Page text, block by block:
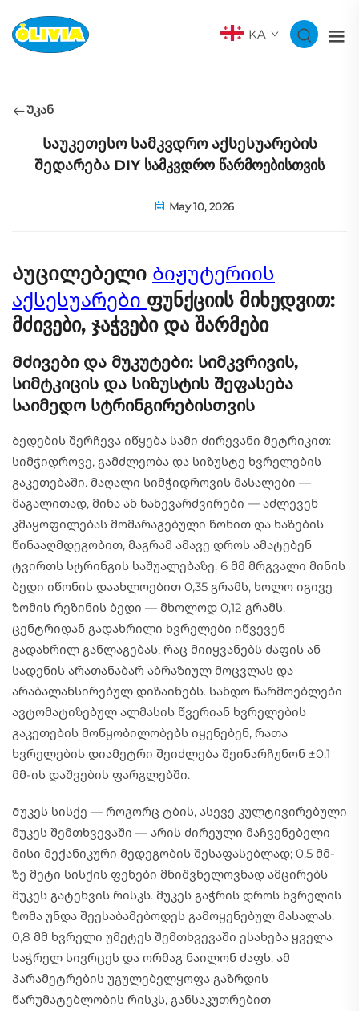
KA
Უკან
Საუკეთესო სამკვდრო აქსესუარების
შედარება DIY სამკვდრო წარმოებისთვის
May 10, 2026
Აუცილებელი Ბიჟუტერიის
აქსესუარები ფუნქციის მიხედვით:
მძივები, ჯაჭვები და შარმები
Მძივები და მუკუტები: სიმკვრივის,
სიმტკიცის და სიზუსტის შეფასება
საიმედო სტრინგირებისთვის
Ბედების შერჩევა იწყება სამი ძირევანი მეტრიკით:
სიმჭიდროვე, გამძლეობა და სიზუსტე ხვრელების
გაკეთებაში. მაღალი სიმჭიდროვის მასალები —
მაგალითად, მინა ან ნახევარძვირები — აძლევენ
კმაყოფილებას მომარაგებული წონით და ხაზების
წინააღმდეგობით, მაგრამ ამავე დროს ამატებენ
ტვირთს სტრინგის საშუალებაზე. 6 მმ მრგვალი მინის
ბედი იწონის დაახლოებით 0,35 გრამს, ხოლო იგივე
ზომის რეზინის ბედი — მხოლოდ 0,12 გრამს.
ცენტრიდან გადახრილი ხვრელები იწვევენ
გადახრილ განლაგებას, რაც მიიყვანებს ძაფის ან
სადენის არათანაბარ აბრაზიულ მოცვლას და
არაბალანსირებულ დიზაინებს. სანდო წარმოებლები
ავტომატიზებულ ალმასის წვერიან ხვრელების
გაკეთების მოწყობილობებს იყენებენ, რათა
ხვრელების დიამეტრი შეიძლება შეინარჩუნონ ±0,1
მმ-ის დაშვების ფარგლებში.
Მუკეს სისქე — როგორც ტბის, ასევე კულტივირებული
მუკეს შემთხვევაში — არის ძირეული მაჩვენებელი
მისი მექანიკური მედეგობის შესაფასებლად; 0,5 მმ-
ზე მეტი სისქის ფენები მნიშვნელოვნად ამცირებს
მუკეს გატეხვის რისკს. მუკეს გაჭრის დროს ხვრელის
ზომა უნდა შეესაბამებოდეს გამოყენებულ მასალას:
0,8 მმ ხვრელი უმეტეს შემთხვევაში ესახება ყველა
საჭრელ სივრცეს და ორმაგ ნაილონ ძაფს. ამ
პარამეტრების უგულებელყოფა გაზრდის
წარუმატებლობის რისკს, განსაკუთრებით